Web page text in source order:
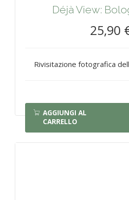
Déjà View:
25,90
Rivisitazione fotografica
AGGIUNGI AL
CARRELLO